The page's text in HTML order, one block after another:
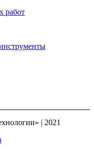
работ
| 2021